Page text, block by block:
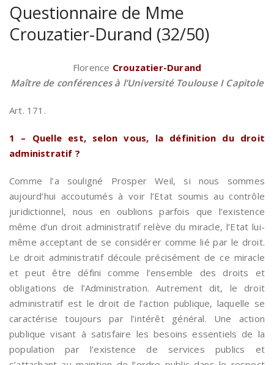
Questionnaire de Mme
Crouzatier-Durand (32/50)
Florence Crouzatier-Durand
Maître de conférences à l’Université Toulouse I Capitole
Art. 171.
1 – Quelle est, selon vous, la définition du droit
administratif ?
Comme l’a souligné Prosper Weil, si nous sommes
aujourd’hui accoutumés à voir l’Etat soumis au contrôle
juridictionnel, nous en oublions parfois que l’existence
même d’un droit administratif relève du miracle, l’Etat lui-
même acceptant de se considérer comme lié par le droit.
Le droit administratif découle précisément de ce miracle
et peut être défini comme l’ensemble des droits et
obligations de l’Administration. Autrement dit, le droit
administratif est le droit de l’action publique, laquelle se
caractérise toujours par l’intérêt général. Une action
publique visant à satisfaire les besoins essentiels de la
population par l’existence de services publics et